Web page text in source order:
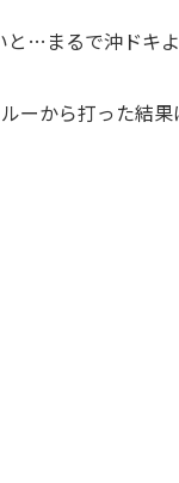
…まるで沖ドキ
ーから打った結